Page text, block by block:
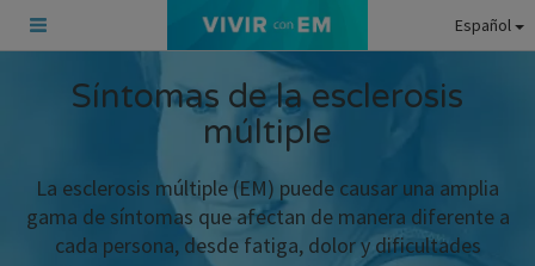
Español
Síntomas de la esclerosis
múltiple
La esclerosis múltiple (EM) puede causar una amplia
gama de síntomas que afectan de manera diferente a
cada persona, desde fatiga, dolor y dificultades